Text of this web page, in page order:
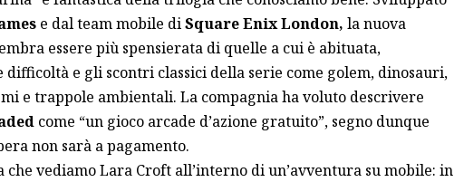
e dal team mobile diSquare Enix London, la nuova
essere più spensierata di quelle a cui è abituata,
difficoltà e gli scontri classici della serie come golem, dinosauri,
e trappole ambientali. La compagnia ha voluto descrivere
come “un gioco arcade d’azione gratuito”, segno dunque
non sarà a pagamento.
vediamo Lara Croft all’interno di un’avventura su mobile: in